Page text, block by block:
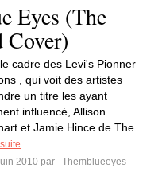
Eyes (The
Cover)
cadre des Levi's Pionner
, qui voit des artistes
un titre les ayant
influencé, Allison
et Jamie Hince de The...
2010 par
Themblueeyes